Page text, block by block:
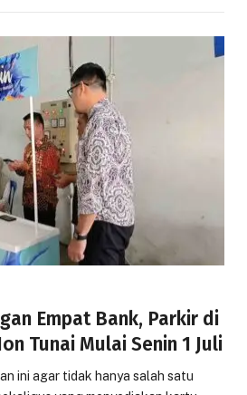
Empat Bank, Parkir di
Tunai Mulai Senin 1 Juli
ini agar tidak hanya salah satu